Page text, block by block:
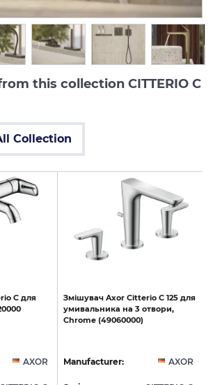
this collection CITTERIO C
Collection
C для
AXOR
Змішувач Axor Citterio C 125 для
умивальника на 3 отвори,
Chrome (49060000)
Manufacturer: AXOR